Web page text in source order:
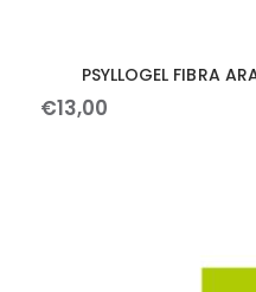
PSYLLOGEL FIBRA
€13,00